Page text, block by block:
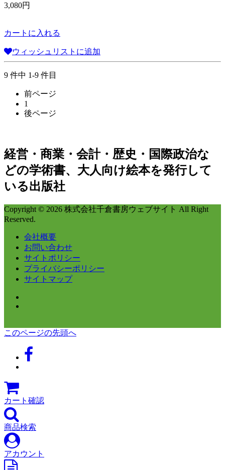
3,080円
カートに入れる
ウィッシュリストに追加
9 件中 1-9 件目
前ページ
1
後ページ
経営・商業・会計・歴史・国際政治な
どの学術書、大人向け絵本を発行して
いる出版社
Copyright © 2026 株式会社千倉書房ウェブサイト All Right
Reserved.
会社概要
お問い合わせ
サイトポリシー
プライバシーポリシー
サイトマップ
このページの先頭へ
カート確認
商品検索
アカウント